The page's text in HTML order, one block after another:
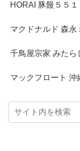
HORAI 豚饅５５１
マクドナルド 森永
千鳥屋宗家 みたら
マックフロート 沖